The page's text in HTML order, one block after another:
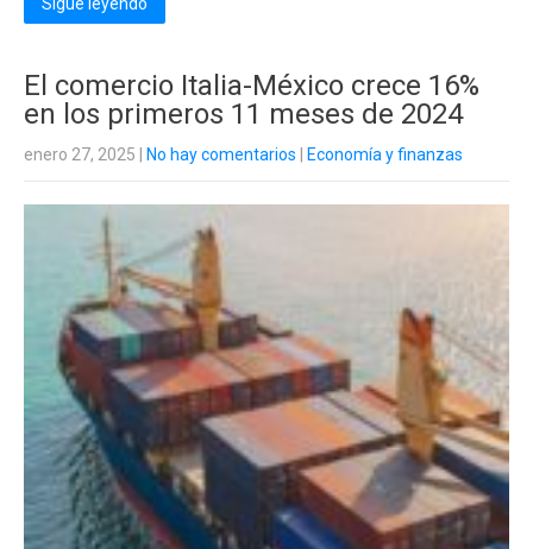
El comercio Italia-México crece 16%
en los primeros 11 meses de 2024
enero 27, 2025 No hay comentarios Economía y finanzas